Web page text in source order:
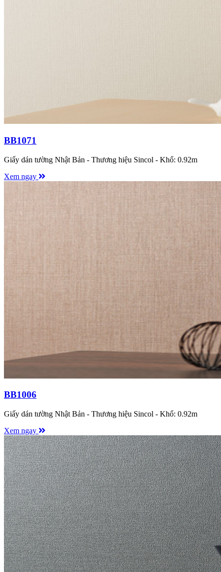
BB1071
Giấy dán tường Nhật Bản - Thương hiệu Sincol - Khổ: 0.92m
Xem ngay
BB1006
Giấy dán tường Nhật Bản - Thương hiệu Sincol - Khổ: 0.92m
Xem ngay